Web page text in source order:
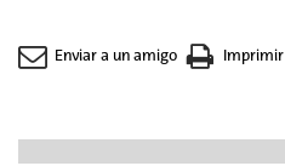
Enviar a un amigo Imprimir